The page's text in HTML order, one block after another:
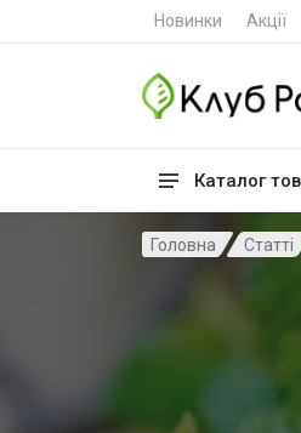
Новинки Акції
Каталог
Головна Статті